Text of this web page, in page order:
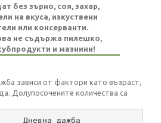
без зърно, соя, захар,
на вкуса, изкуствени
или консерванти.
не съдържа пилешко,
и мазнини!
зависи от фактори като възраст,
Долупосочените количества са
Дневна дажба